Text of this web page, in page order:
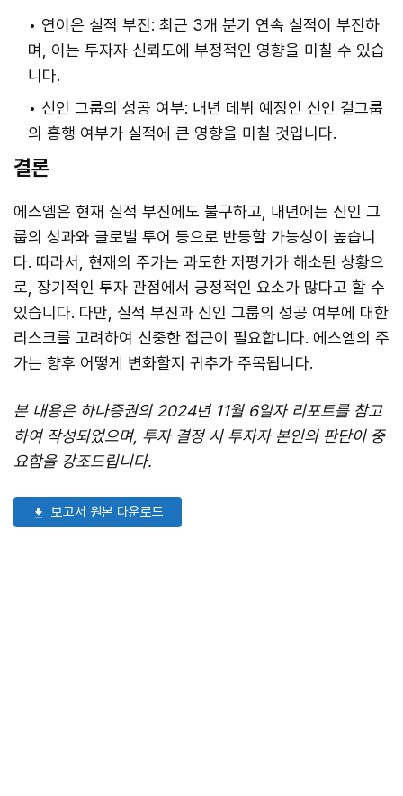
연이은 실적 부진: 최근 3개 분기 연속 실적이 부진하
며, 이는 투자자 신뢰도에 부정적인 영향을 미칠 수 있습
니다.
신인 그룹의 성공 여부: 내년 데뷔 예정인 신인 걸그룹
의 흥행 여부가 실적에 큰 영향을 미칠 것입니다.
결론
에스엠은 현재 실적 부진에도 불구하고, 내년에는 신인 그
룹의 성과와 글로벌 투어 등으로 반등할 가능성이 높습니
다. 따라서, 현재의 주가는 과도한 저평가가 해소된 상황으
로, 장기적인 투자 관점에서 긍정적인 요소가 많다고 할 수
있습니다. 다만, 실적 부진과 신인 그룹의 성공 여부에 대한
리스크를 고려하여 신중한 접근이 필요합니다. 에스엠의 주
가는 향후 어떻게 변화할지 귀추가 주목됩니다.
본 내용은 하나증권의 2024년 11월 6일자 리포트를 참고
하여 작성되었으며, 투자 결정 시 투자자 본인의 판단이 중
요함을 강조드립니다.
보고서 원본 다운로드